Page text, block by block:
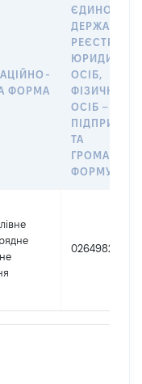
ФОРМА
ЄДИНОМУ
РЕЄСТРІ
ОСІБ,
ФІЗИЧНИХ
ОСІБ –
ТА
02649822